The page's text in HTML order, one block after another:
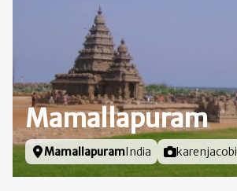
Mamallapuram
Locatie
Mamallapuram India Foto door
karenjacobi